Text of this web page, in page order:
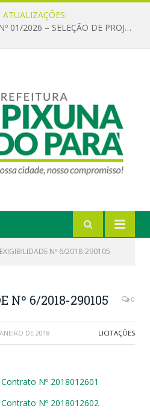
CHAMAMENTO PÚBLICO Nº 01/2026 – SELEÇÃO DE PROJETOS PARA FIRMAR TERMO DE EXECUÇÃO CULTURAL COM RECURSOS DA POLÍTICA NACIONAL ALDIR BLANC DE FOMENTO À CULTURA – PNAB (LEI Nº 14.399/2022)
Nº 6/2018-290105
Nº 6/2018-290105 0
DE 2018 LICITAÇÕES
Nº 2018012601
Nº 2018012602